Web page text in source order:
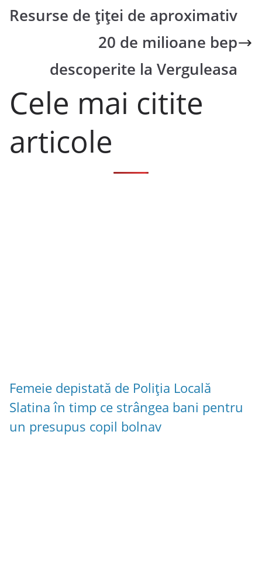
Resurse de ţiţei de aproximativ
20 de milioane bep
descoperite la Verguleasa
Cele mai citite
articole
Femeie depistată de Poliția Locală
Slatina în timp ce strângea bani pentru
un presupus copil bolnav